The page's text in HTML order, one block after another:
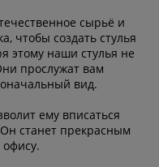
сырьё и
чтобы создать стулья
этому наши стулья не
прослужат вам
вид.
ему вписаться
станет прекрасным